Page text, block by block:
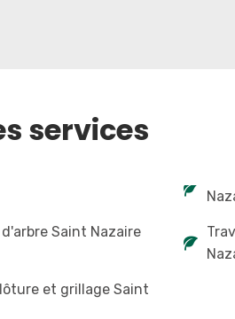
services
Saint Nazaire
et grillage Saint